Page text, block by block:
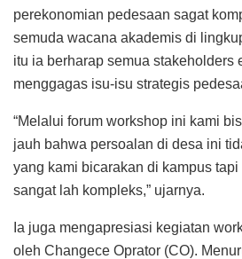
perekonomian pedesaan sagat
semuda wacana akademis di
itu ia berharap semua stakeholders
menggagas isu-isu strategis
“Melalui forum workshop ini kami
jauh bahwa persoalan di desa ini
yang kami bicarakan di kampus
sangat lah kompleks,” ujarnya.
Ia juga mengapresiasi kegiatan
oleh Changece Oprator (CO).